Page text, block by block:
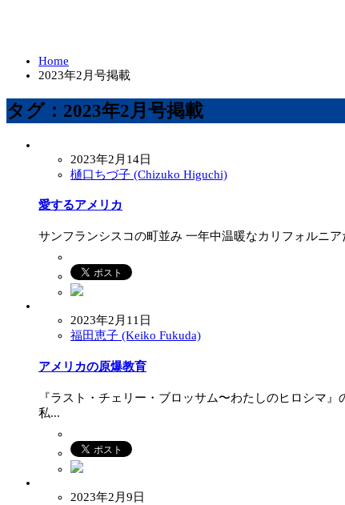
Home
2023年2月号掲載
タグ：2023年2月号掲載
2023年2月14日
樋口ちづ子 (Chizuko Higuchi)
愛するアメリカ
サンフランシスコの町並み 一年中温暖なカリフォルニ
2023年2月11日
福田恵子 (Keiko Fukuda)
アメリカの原爆教育
『ラスト・チェリー・ブロッサム〜わたしのヒロシマ
私...
2023年2月9日